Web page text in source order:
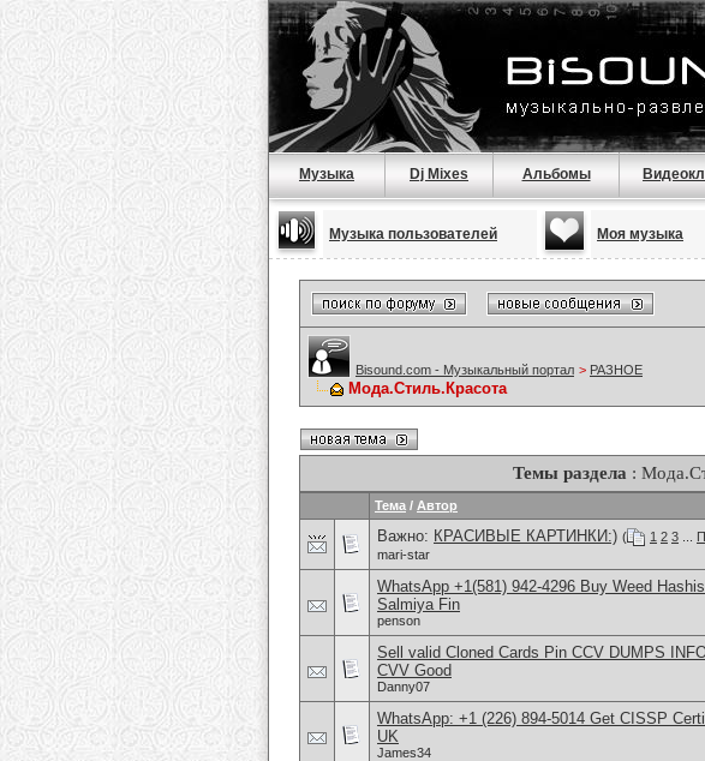
Музыка Dj Mixes Альбомы
Музыка пользователей Моя музыка
Bisound.com - Музыкальный портал > РАЗНОЕ
Мода.Стиль.Красота
Темы раздела :
Тема / Автор
Важно: КРАСИВЫЕ КАРТИНКИ:) ( 1 2 3
mari-star
WhatsApp +1(581) 942-4296 Buy Weed
Salmiya Fin
penson
Sell valid Cloned Cards Pin CCV DUMPS
CVV Good
Danny07
WhatsApp: +1 (226) 894-5014​ Get CISSP
UK
James34